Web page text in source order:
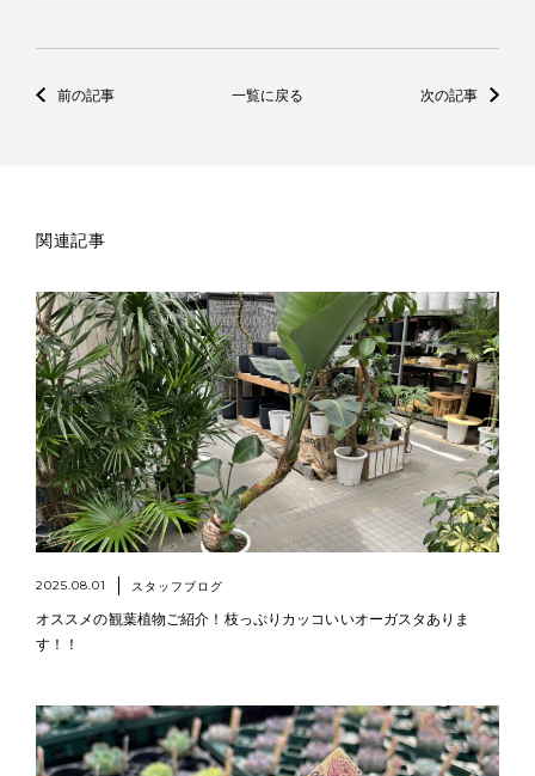
前の記事 一覧に戻る 次の記事
関連記事
2025.08.01 スタッフブログ
オススメの観葉植物ご紹介！枝っぷりカッコいいオーガスタありま
す！！